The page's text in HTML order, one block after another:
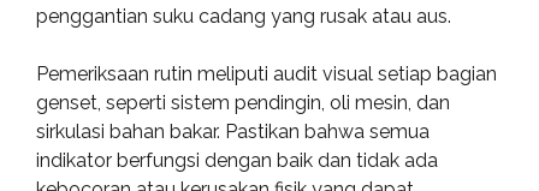
penggantian suku cadang yang rusak atau aus.
Pemeriksaan rutin meliputi audit visual setiap bagian
genset, seperti sistem pendingin, oli mesin, dan
sirkulasi bahan bakar. Pastikan bahwa semua
indikator berfungsi dengan baik dan tidak ada